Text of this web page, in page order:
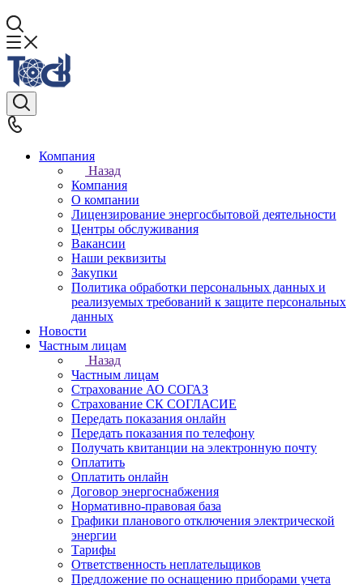
Компания
Назад
Компания
О компании
Лицензирование энергосбытовой деятельности
Центры обслуживания
Вакансии
Наши реквизиты
Закупки
Политика обработки персональных данных и
реализуемых требований к защите персональных
данных
Новости
Частным лицам
Назад
Частным лицам
Страхование АО СОГАЗ
Страхование СК СОГЛАСИЕ
Передать показания онлайн
Передать показания по телефону
Получать квитанции на электронную почту
Оплатить
Оплатить онлайн
Договор энергоснабжения
Нормативно-правовая база
Графики планового отключения электрической
энергии
Тарифы
Ответственность неплательщиков
Предложение по оснащению приборами учета